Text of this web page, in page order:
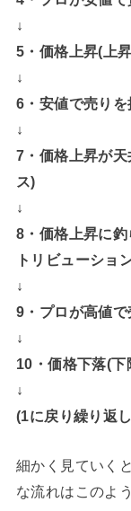
↓
5・価格上昇(上
↓
6・安値で売り
↓
7・価格上昇が
ス)
↓
8・価格上昇に
トリビューショ
↓
9・プロが高値
↓
10・価格下落(
↓
(1に戻り繰り返
細かく見ていく
な流れはこのよ